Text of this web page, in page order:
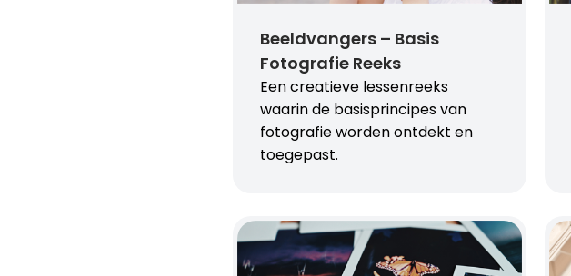
Beeldvangers – Basis
Fotografie Reeks
Een creatieve lessenreeks
waarin de basisprincipes van
fotografie worden ontdekt en
toegepast.